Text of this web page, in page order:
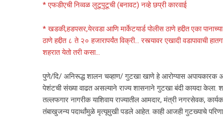
* एफडीएची निव्वळ लुटूपुटूची (बनावट) नव्हे छप्री कारवाई
* खडकी,हडपसर,येरवडा आणि मार्केटयार्ड पोलीस ठाणे हद्दीत एका
ठाणे हद्दीत ८ ते २० हजारापर्यंत विक्री… रस्त्यावर एखादी वडापावाची
शहरात येतो तरी कसा…
पुणे/दि/ अनिरूद्ध शालन चव्हाण/ गुटखा खाणे हे आरोग्यास अपायकारक
पेशंटची संख्या वाढत असल्याने राज्य शासनाने गुटखा बंदी कायदा केला.
तल्लफगार नागरीक याशिवाय राज्यातील आमदार, मंत्री नगरसेवक,
तंबाखुजन्य पदार्थांमुळे मृत्यूमुखी पडले आहेत. काही आजही गुटख्याचे